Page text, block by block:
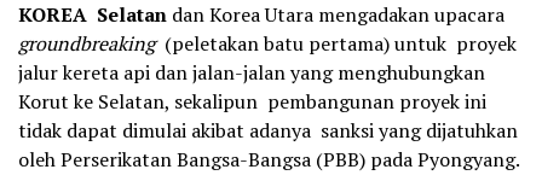
KOREA Selatan dan Korea Utara mengadakan upacara
groundbreaking (peletakan batu pertama) untuk proyek
jalur kereta api dan jalan-jalan yang menghubungkan
Korut ke Selatan, sekalipun pembangunan proyek ini
tidak dapat dimulai akibat adanya sanksi yang dijatuhkan
oleh Perserikatan Bangsa-Bangsa (PBB) pada Pyongyang.